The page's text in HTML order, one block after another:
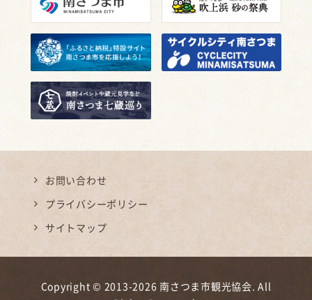
お問い合わせ
プライバシーポリシー
サイトマップ
Copyright © 2013-2026 南さつま市観光協会. All